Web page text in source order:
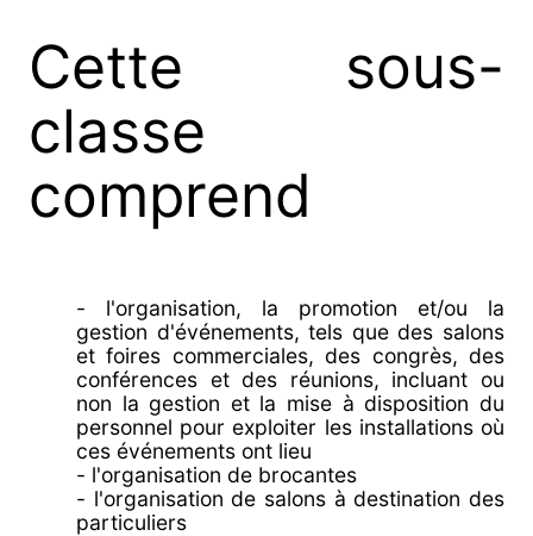
Cette sous-
classe
comprend
- l'organisation, la promotion et/ou la
gestion d'événements, tels que des salons
et foires commerciales, des congrès, des
conférences et des réunions, incluant ou
non la gestion et la mise à disposition du
personnel pour exploiter les installations où
ces événements ont lieu
- l'organisation de brocantes
- l'organisation de salons à destination des
particuliers